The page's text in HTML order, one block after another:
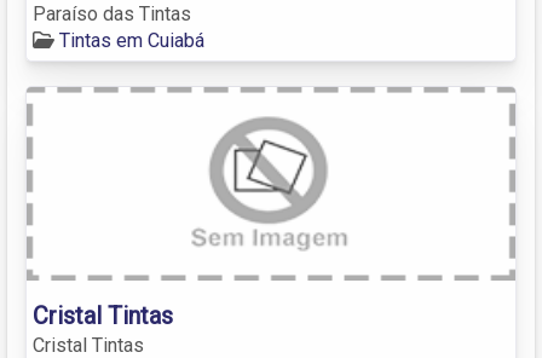
Paraíso das Tintas
Tintas em Cuiabá
Cristal Tintas
Cristal Tintas